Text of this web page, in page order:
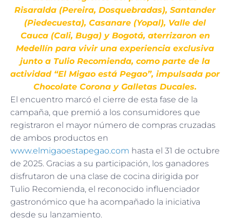
Risaralda (Pereira, Dosquebradas), Santander
(Piedecuesta), Casanare (Yopal), Valle del
Cauca (Cali, Buga) y Bogotá, aterrizaron en
Medellín para vivir una experiencia exclusiva
junto a Tulio Recomienda, como parte de la
actividad “El Migao está Pegao”, impulsada por
Chocolate Corona y Galletas Ducales.
El encuentro marcó el cierre de esta fase de la
campaña, que premió a los consumidores que
registraron el mayor número de compras cruzadas
de ambos productos en
www.elmigaoestapegao.com hasta el 31 de octubre
de 2025. Gracias a su participación, los ganadores
disfrutaron de una clase de cocina dirigida por
Tulio Recomienda, el reconocido influenciador
gastronómico que ha acompañado la iniciativa
desde su lanzamiento.